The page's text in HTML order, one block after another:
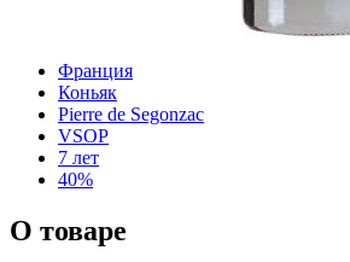
Франция
Коньяк
Pierre de Segonzac
VSOP
7 лет
40%
О товаре